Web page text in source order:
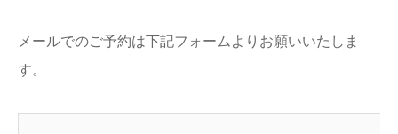
メールでのご予約は下記フォームよりお願いいたしま
す。